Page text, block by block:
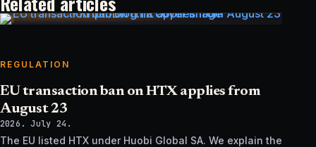
REGULATION
EU transaction ban on HTX applies from
August 23
2026. July 24.
The EU listed HTX under Huobi Global SA. We explain the